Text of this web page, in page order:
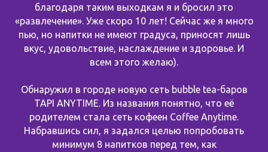
благодаря таким выходкам я и бросил это
«развлечение». Уже скоро 10 лет! Сейчас же я много
пью, но напитки не имеют градуса, приносят лишь
вкус, удовольствие, наслаждение и здоровье. И
всем этого желаю).
Обнаружил в городе новую сеть bubble tea-баров
TAPI ANYTIME. Из названия понятно, что её
родителем стала сеть кофеен Coffee Anytime.
Набравшись сил, я задался целью попробовать
минимум 8 напитков перед тем, как